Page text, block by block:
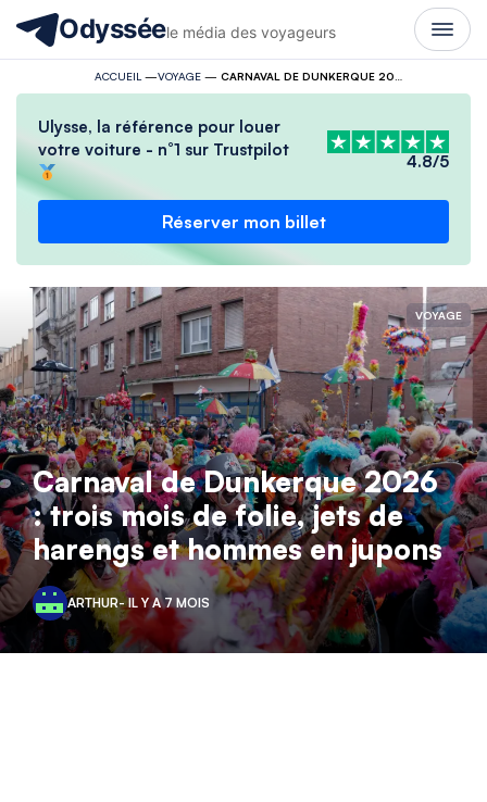
Odysséele média des voyageurs
ACCUEIL —VOYAGE—
Ulysse, la référence pour louer
votre voiture - n°1 sur Trustpilot
4.8/5
Réserver mon billet
VOYAGE
Carnaval de Dunkerque 2026
: trois mois de folie, jets de
harengs et hommes en jupons
ARTHUR- IL Y A 7 MOIS